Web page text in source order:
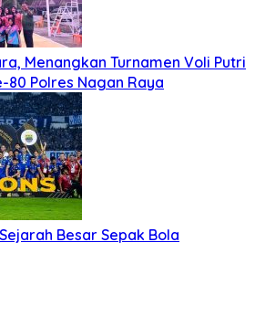
Menangkan Turnamen Voli Putri
80 Polres Nagan Raya
Besar Sepak Bola